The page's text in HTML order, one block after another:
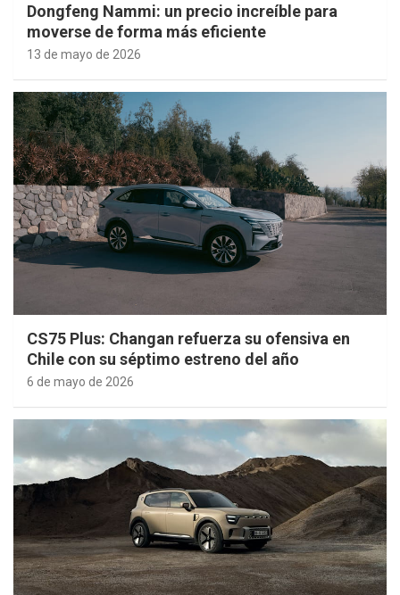
Dongfeng Nammi: un precio increíble para
moverse de forma más eficiente
13 de mayo de 2026
CS75 Plus: Changan refuerza su ofensiva en
Chile con su séptimo estreno del año
6 de mayo de 2026